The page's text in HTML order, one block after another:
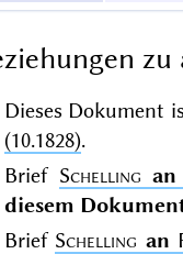
Dieses Dokument
(10.1828).
Brief Schelling an
diesem
Brief Schelling an